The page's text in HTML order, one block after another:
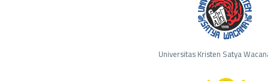
Universitas Kristen Satya